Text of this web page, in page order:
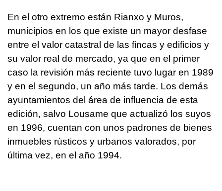
En el otro extremo están Rianxo y Muros,
municipios en los que existe un mayor desfase
entre el valor catastral de las fincas y edificios y
su valor real de mercado, ya que en el primer
caso la revisión más reciente tuvo lugar en 1989
y en el segundo, un año más tarde. Los demás
ayuntamientos del área de influencia de esta
edición, salvo Lousame que actualizó los suyos
en 1996, cuentan con unos padrones de bienes
inmuebles rústicos y urbanos valorados, por
última vez, en el año 1994.